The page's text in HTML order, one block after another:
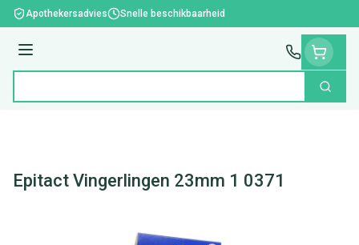
Ga naar de inhoud
Apothekersadvies Snelle beschikbaarheid
Menu
Zoek
Epitact Vingerlingen 23mm 1 0371